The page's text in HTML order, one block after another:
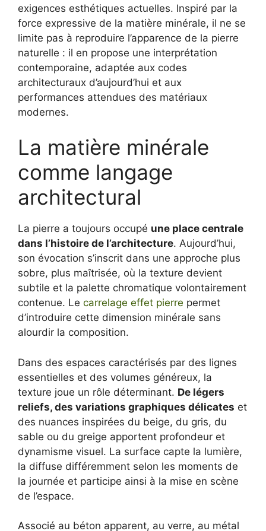
exigences esthétiques actuelles. Inspiré par la
force expressive de la matière minérale, il ne se
limite pas à reproduire l’apparence de la pierre
naturelle : il en propose une interprétation
contemporaine, adaptée aux codes
architecturaux d’aujourd’hui et aux
performances attendues des matériaux
modernes.
La matière minérale
comme langage
architectural
La pierre a toujours occupé une place centrale
dans l’histoire de l’architecture. Aujourd’hui,
son évocation s’inscrit dans une approche plus
sobre, plus maîtrisée, où la texture devient
subtile et la palette chromatique volontairement
contenue. Le carrelage effet pierre permet
d’introduire cette dimension minérale sans
alourdir la composition.
Dans des espaces caractérisés par des lignes
essentielles et des volumes généreux, la
texture joue un rôle déterminant. De légers
reliefs, des variations graphiques délicates et
des nuances inspirées du beige, du gris, du
sable ou du greige apportent profondeur et
dynamisme visuel. La surface capte la lumière,
la diffuse différemment selon les moments de
la journée et participe ainsi à la mise en scène
de l’espace.
Associé au béton apparent, au verre, au métal